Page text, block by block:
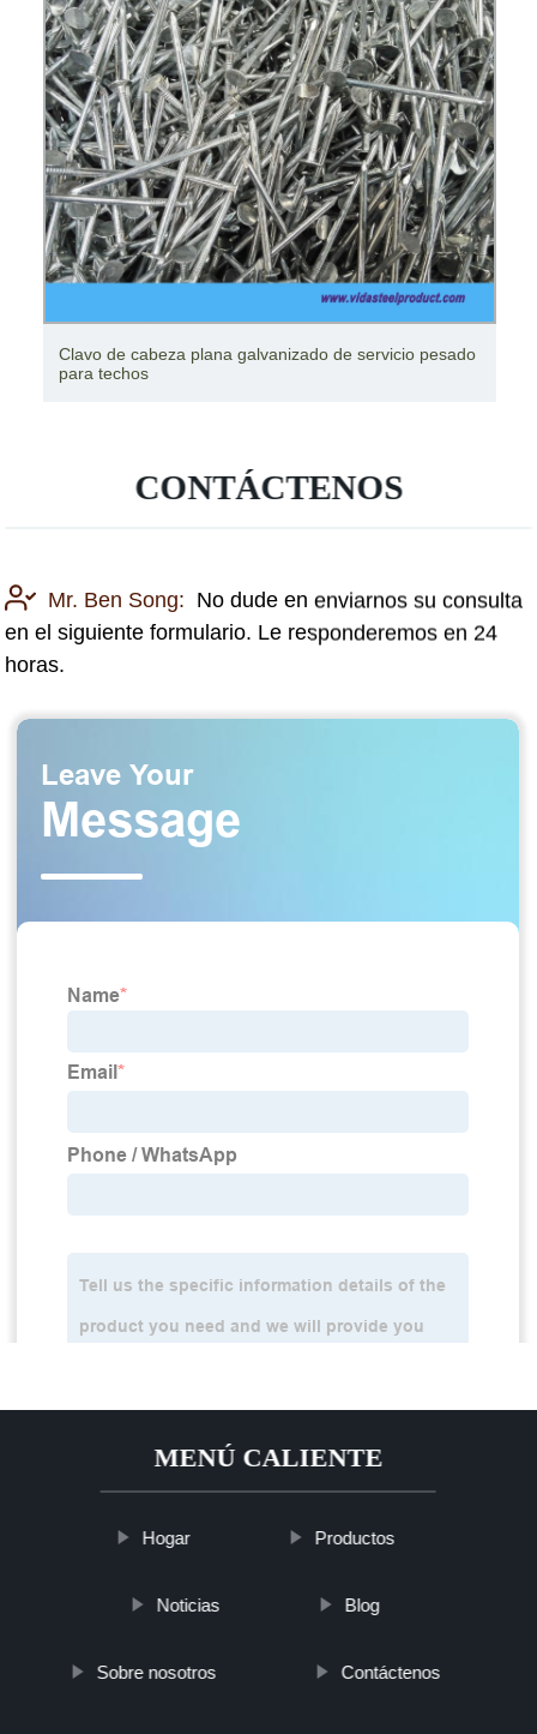
Clavo de cabeza plana galvanizado de servicio pesado
para techos
CONTÁCTENOS
Mr. Ben Song: No dude en enviarnos su consulta
en el siguiente formulario. Le responderemos en 24
horas.
MENÚ CALIENTE
Hogar Productos
Noticias Blog
Sobre nosotros Contáctenos